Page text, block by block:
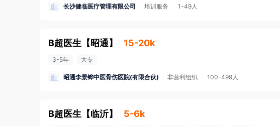
长沙健临医疗管理有限公司 培训服务 1-49人
B超医生 【 昭通】 15-20k
3-5年 大专
昭通李景铧中医骨伤医院(有限合伙) 非营利组织 100-499人
B超医生 【临沂】 5-6k